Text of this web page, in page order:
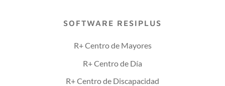
SOFTWARE RESIPLUS
R+ Centro de Mayores
R+ Centro de Día
R+ Centro de Discapacidad